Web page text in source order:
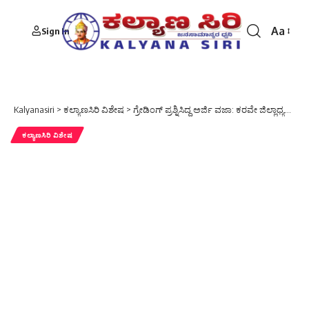
Sign In
Font
Aa
Kalyanasiri > ಕಲ್ಯಾಣಸಿರಿ ವಿಶೇಷ > ಗ್ರೇಡಿಂಗ್ ಪ್ರಶ್ನಿಸಿದ್ದ ಅರ್ಜಿ ವಜಾ: ಕರವೇ ಜಿಲ್ಲಾಧ್ಯಕ್ಷ ಶಿವರಾಜ ಉಳ್ಳಾಗಡ್ಡಿ ಸ್ವಾಗತ
ಕಲ್ಯಾಣಸಿರಿ ವಿಶೇಷ